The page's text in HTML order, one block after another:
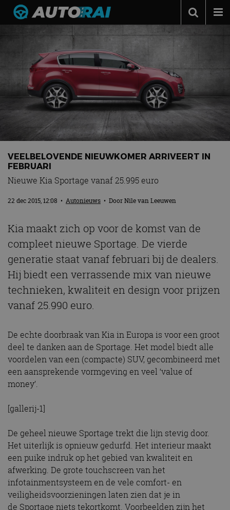
Autonieuws
Podcast
Autotests
Automerken
Adverteren
Contact
MotorRAI.nl
VEELBELOVENDE NIEUWKOMER ARRIVEERT IN
FEBRUARI
Nieuwe Kia Sportage vanaf 25.995 euro
22 dec 2015, 12:08 • Autonieuws • DoorNile van Leeuwen
Kia maakt zich op voor de komst van de
compleet nieuwe Sportage. De vierde
generatie staat vanaf februari bij de dealers.
Hij biedt een verrassende mix van nieuwe
technieken, kwaliteit en design voor prijzen
vanaf 25.990 euro.
De echte doorbraak van Kia in Europa is voor een groot
deel te danken aan de Sportage. Het model biedt alle
voordelen van een (compacte) SUV, gecombineerd met
een aansprekende vormgeving en veel ‘value of
money’.
[gallerij-1]
De geheel nieuwe Sportage trekt die lijn stevig door.
Het uiterlijk is opnieuw gedurfd. Het interieur maakt
een puike indruk op het gebied van kwaliteit en
afwerking. De grote touchscreen van het
infotainmentsysteem en de vele comfort- en
veiligheidsvoorzieningen laten zien dat je in
de Sportage niets tekortkomt. Voorbeelden zijn het